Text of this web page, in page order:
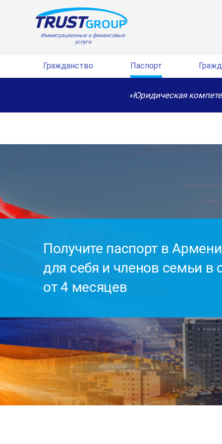
Иммиграционные и финансовые
услуги
Гражданство Паспорт
«Юридическая
Получите паспорт в
для себя и членов семьи в
от 4 месяцев